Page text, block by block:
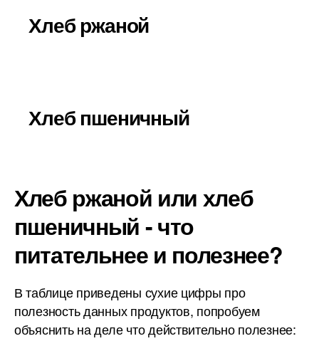
Хлеб ржаной
Хлеб пшеничный
Хлеб ржаной или хлеб
пшеничный - что
питательнее и полезнее?
В таблице приведены сухие цифры про
полезность данных продуктов, попробуем
объяснить на деле что действительно полезнее: